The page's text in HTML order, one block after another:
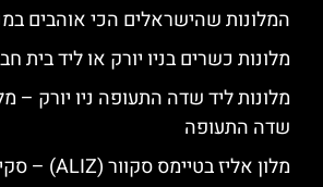
המלונות שהישראלים הכי אוהבים
מלונות כשרים בניו יורק או ליד בית
מלונות ליד שדה התעופה ניו יורק –
שדה התעופה
מלון אליז בטיימס סקוור (ALIZ) – סקירה